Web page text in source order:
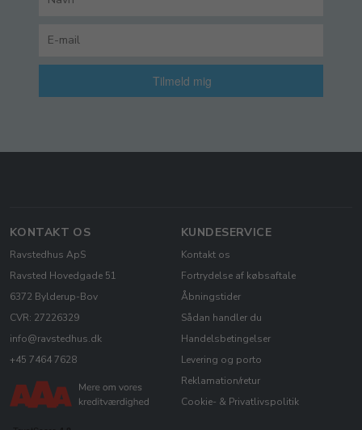
Tilmeld mig
KONTAKT OS
Ravstedhus ApS
Ravsted Hovedgade 51
6372 Bylderup-Bov
CVR: 27226329
info@ravstedhus.dk
+45 7464 7628
KUNDESERVICE
Kontakt os
Fortrydelse af købsaftale
Åbningstider
Sådan handler du
Handelsbetingelser
Levering og porto
Reklamation/retur
Cookie- & Privatlivspolitik